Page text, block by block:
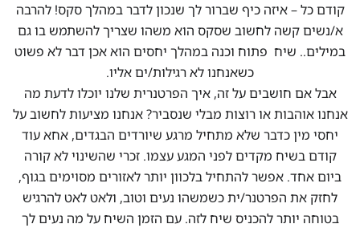
קודם כל – איזה כיף שברור לך שנכון לדבר במהלך סקס! להרבה
א/נשים קשה לחשוב שסקס הוא משהו שצריך להשתמש בו גם
במילים.. שיח פתוח וכנה במהלך יחסים הוא אכן דבר לא פשוט
כשאנחנו לא רגילות/ים אליו.
אבל אם חושבים על זה, איך הפרטנרית שלנו יוכלו לדעת מה
אנחנו אוהבות או רוצות מבלי שנסביר? אנחנו מציעות לחשוב על
יחסי מין כדבר שלא מתחיל מרגע שיורדים הבגדים, אחא עוד
קודם בשיח מקדים לפני המגע עצמו. זכרי שהשינוי לא קורה
ביום אחד. אפשר להתחיל בלכוון יותר לאזורים מסוימים בגוף,
לחזק את הפרטנר/ית כשמשהו נעים וטוב, ולאט לאט להרגיש
בטוחה יותר להכניס שיח לזה. עם הזמן השיח על מה נעים לך